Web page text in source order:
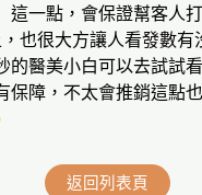
這一點，會保證幫客人
也很大方讓人看發數有
的醫美小白可以去試試
保障，不太會推銷這點
返回列表頁